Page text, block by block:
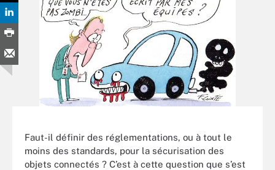
Faut-il définir des réglementations, ou à tout le
moins des standards, pour la sécurisation des
objets connectés ? C’est à cette question que s’est